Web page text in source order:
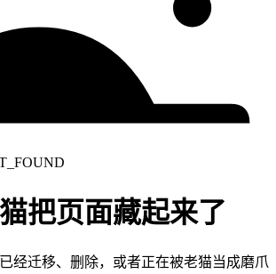
把页面藏起来了
经迁移、删除，或者正在被老猫当成磨爪